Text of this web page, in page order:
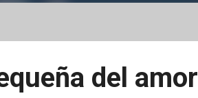
del amor